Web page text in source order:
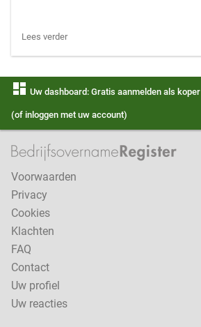
Lees verder
dashboard Uw dashboard: Gratis aanmelden als koper
(of inloggen met uw account)
Voorwaarden
Privacy
Cookies
Klachten
FAQ
Contact
Uw profiel
Uw reacties